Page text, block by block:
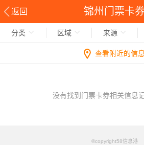
返回 锦州门票卡
分类 区域 来源
查看附近的信息
没有找到门票卡券相关信息
©copyright58信息港